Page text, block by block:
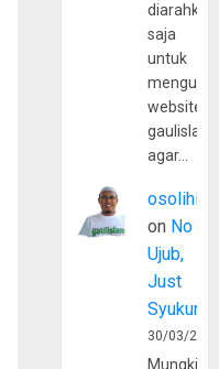
diarahkan
saja
untuk
website
agar…
osolihin
on No
Ujub,
Just
Syukur
30/03/
Mungkin